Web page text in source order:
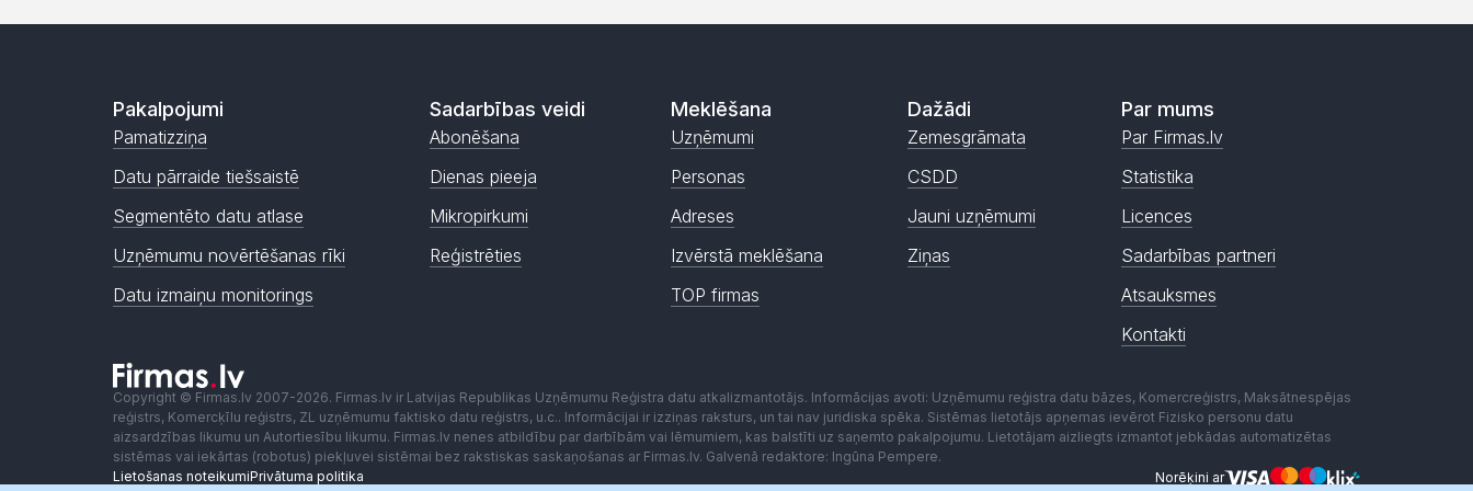
Pakalpojumi
Pamatizziņa
Datu pārraide tiešsaistē
Segmentēto datu atlase
Uzņēmumu novērtēšanas rīki
Datu izmaiņu monitorings
Sadarbības veidi
Abonēšana
Dienas pieeja
Mikropirkumi
Reģistrēties
Meklēšana
Uzņēmumi
Personas
Adreses
Izvērstā meklēšana
TOP firmas
Dažādi
Zemesgrāmata
CSDD
Jauni uzņēmumi
Ziņas
Par mums
Par Firmas.lv
Statistika
Licences
Sadarbības partneri
Atsauksmes
Kontakti
Copyright © Firmas.lv 2007-2026. Firmas.lv ir Latvijas Republikas Uzņēmumu Reģistra datu atkalizmantotājs. Informācijas avoti: Uzņēmumu reģistra datu bāzes, Komercreģistrs, Maksātnespējas
reģistrs, Komercķīlu reģistrs, ZL uzņēmumu faktisko datu reģistrs, u.c.. Informācijai ir izziņas raksturs, un tai nav juridiska spēka. Sistēmas lietotājs apņemas ievērot Fizisko personu datu
aizsardzības likumu un Autortiesību likumu. Firmas.lv nenes atbildību par darbībām vai lēmumiem, kas balstīti uz saņemto pakalpojumu. Lietotājam aizliegts izmantot jebkādas automatizētas
sistēmas vai iekārtas (robotus) piekļuvei sistēmai bez rakstiskas saskaņošanas ar Firmas.lv. Galvenā redaktore: Ingūna Pempere.
Lietošanas noteikumiPrivātuma politika Norēķini ar